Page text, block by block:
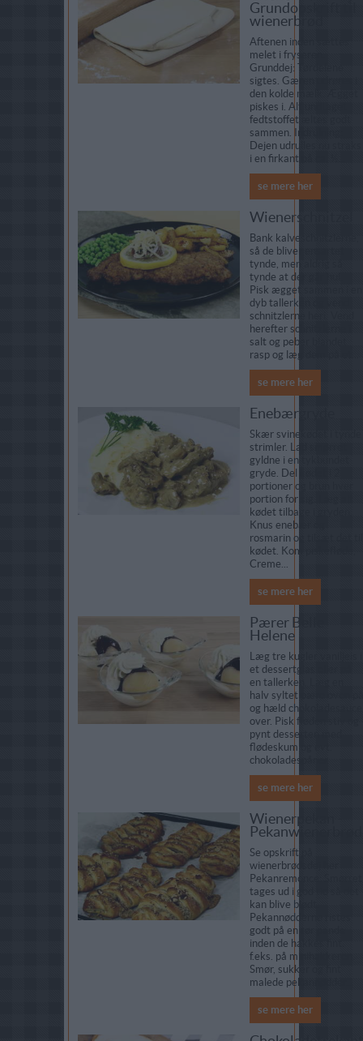
Grundopskrift til
wienerbrød
Aftenen inden sættes
melet i fryseren.
Grunddej: Tørdelene
sigtes. Gæren udrøres i
den kolde mælk. Ægget
piskes i. Alt undtaget
fedtstoffet æltes godt
sammen. Indrulning:
Dejen udrulles nu straks
i en firkant på ca. ½...
se mere her
Wienerschnitzel
Bank kalveschnitzlerne,
så de bliver ensartet
tynde, men aldrig så
tynde at der går hul.
Pisk ægget sammen i en
dyb tallerken og vend
schnitzlerne heri. Vend
herefter schnitzlerne i
salt og peber blandet
rasp og læg dem på et...
se mere her
Enebærgryde
Skær svinekødet i tynde
strimler. Lad smørret
gyldne i en tykbundet
gryde. Del kødet i 2
portioner og brun hver
portion for sig. Læg alt
kødet tilbage i gryden.
Knus enebær og
rosmarin og tilsæt det til
kødet. Kom piskefløde,
Creme...
se mere her
Pærer Belle
Helene
Læg tre kugler vaniljeis i
et dessertglas eller på
en tallerken. Læg en
halv syltet pære oven på
og hæld chokoladesauce
over. Pisk fløden stiv og
pynt desserten med
flødeskum og evt.
chokoladespåner.
se mere her
Wienerpekan -
Pekanwienerbrød
Se opskrift på
wienerbrødsdej her
Pekanremonce: Smørret
tages ud i god tid så det
kan blive blødt.
Pekannødderne ristes
godt på en tør pande
inden de hakkes fint.
f.eks. på minihakkeren.
Smør, sukker og fint
malede pekannødder...
se mere her